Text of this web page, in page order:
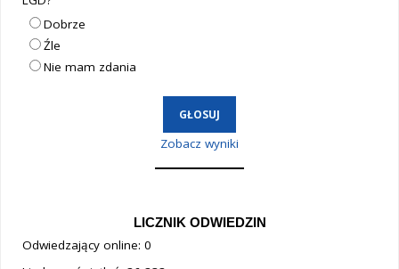
Dobrze
Źle
Nie mam zdania
Zobacz wyniki
LICZNIK ODWIEDZIN
Odwiedzający online: 0